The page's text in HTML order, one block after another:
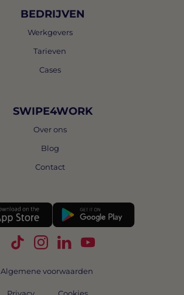
BEDRIJVEN
Werkgevers
Tarieven
Cases
SWIPE4WORK
Over ons
Blog
Contact
Volg Swipe4Work op TikTok
Volg Swipe4Work op
Volg Swipe4Work op
Volg Swipe4Work
Algemene voorwaarden